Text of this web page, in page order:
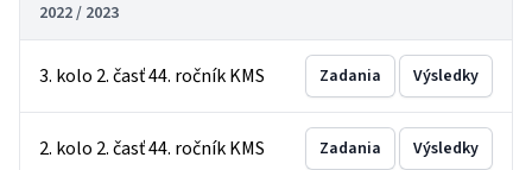
2022 / 2023
3. kolo 2. časť 44. ročník KMS Zadania Výsledky
2. kolo 2. časť 44. ročník KMS Zadania Výsledky